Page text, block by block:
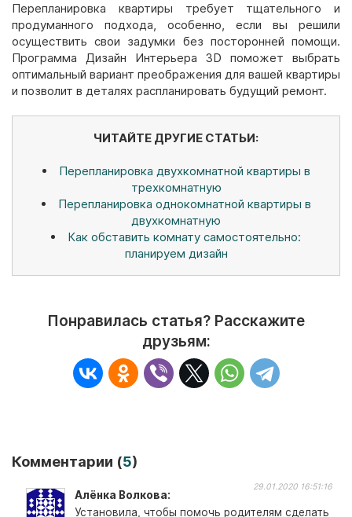
Перепланировка квартиры требует тщательного и
продуманного подхода, особенно, если вы решили
осуществить свои задумки без посторонней помощи.
Программа Дизайн Интерьера 3D поможет выбрать
оптимальный вариант преображения для вашей квартиры
и позволит в деталях распланировать будущий ремонт.
ЧИТАЙТЕ ДРУГИЕ СТАТЬИ:
Перепланировка двухкомнатной квартиры в
трехкомнатную
Перепланировка однокомнатной квартиры в
двухкомнатную
Как обставить комнату самостоятельно:
планируем дизайн
Понравилась статья? Расскажите
друзьям:
Комментарии (5)
Алёнка Волкова
29.01.2020 16:51:16
Установила, чтобы помочь родителям сделать